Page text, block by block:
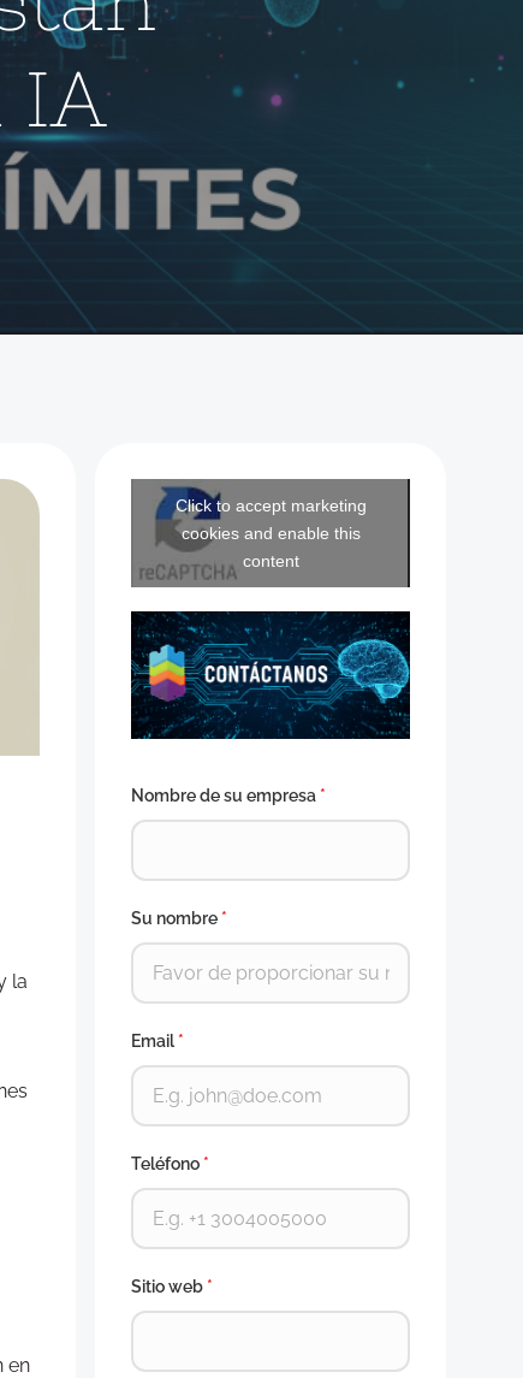
IA
la
en
Click to accept marketing
cookies and enable this
content
Nombre de su empresa *
Su nombre *
Email*
Teléfono *
Sitio web *